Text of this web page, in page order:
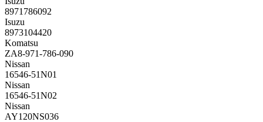
8971786092
Isuzu
8973104420
Komatsu
ZA8-971-786-090
Nissan
16546-51N01
Nissan
16546-51N02
Nissan
AY120NS036